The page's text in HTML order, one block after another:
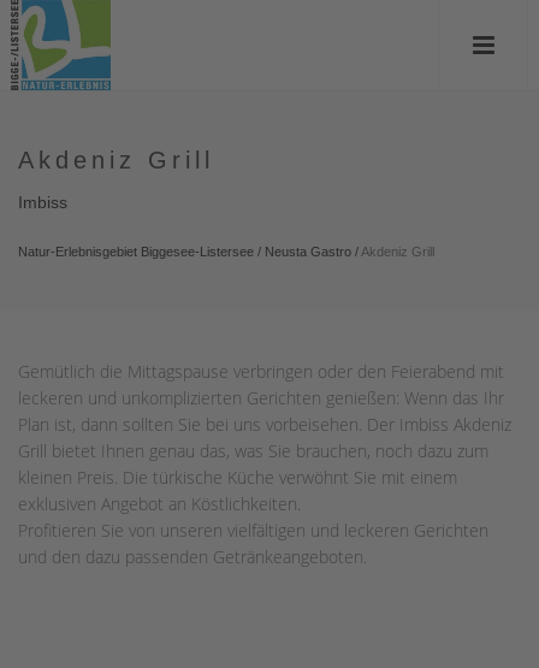
Akdeniz Grill
Imbiss
Natur-Erlebnisgebiet Biggesee-Listersee / Neusta Gastro / Akdeniz Grill
Gemütlich die Mittagspause verbringen oder den Feierabend mit
leckeren und unkomplizierten Gerichten genießen: Wenn das Ihr
Plan ist, dann sollten Sie bei uns vorbeisehen. Der Imbiss Akdeniz
Grill bietet Ihnen genau das, was Sie brauchen, noch dazu zum
kleinen Preis. Die türkische Küche verwöhnt Sie mit einem
exklusiven Angebot an Köstlichkeiten.
Profitieren Sie von unseren vielfältigen und leckeren Gerichten
und den dazu passenden Getränkeangeboten.